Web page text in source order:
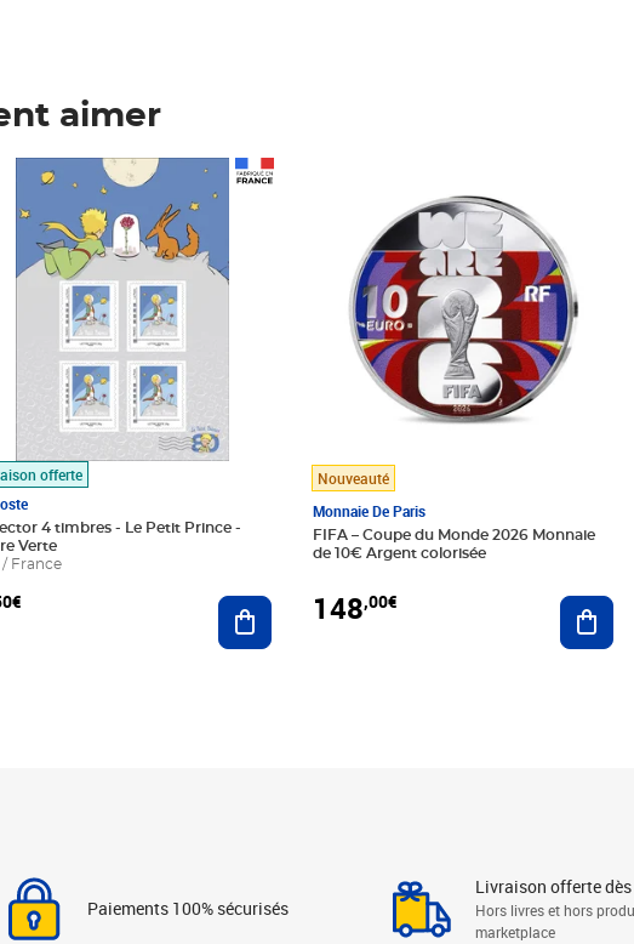
aimer
offerte
4 timbres - Le Petit Prince -
Verte
France
7,50€
Ajouter au panier
Nouveauté
Monnaie De Paris
FIFA – Coupe du Monde 2026 Monnaie
de 10€ Argent colorisée
148,00€
Paiements 100% sécurisés
Livraison offerte
Hors livres et hors
marketplace